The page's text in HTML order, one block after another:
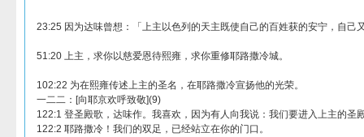
23:25 因为达味曾想：「上主以色列的天主既使自己的百姓获的安宁，自己
51:20 上主，求你以慈爱恩待熙雍，求你重修耶路撒冷城。
102:22 为在熙雍传述上主的圣名，在耶路撒冷宣扬他的光荣。
一二二：[向耶京欢呼致敬](9)
122:1 登圣殿歌，达味作。我喜欢，因为有人向我说：我们要进入上主的圣
122:2 耶路撒冷！我们的双足，已经站立在你的门口。